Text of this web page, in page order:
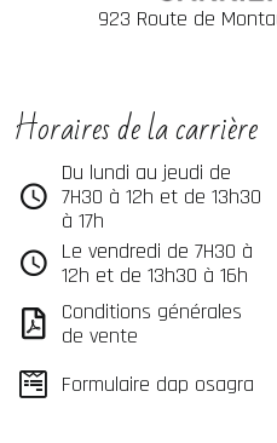
923 Route de
Horaires de la carrière
Du lundi au jeudi de
7H30 à 12h et de 13h30
à 17h
Le vendredi de 7H30 à
12h et de 13h30 à 16h
Conditions générales
de vente
Formulaire dap osagra